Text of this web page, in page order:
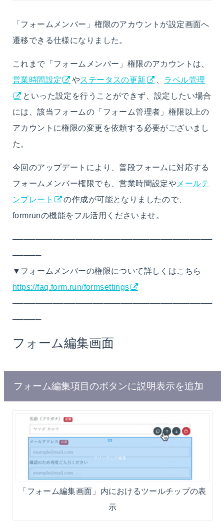
「フォームメンバー」権限のアカウントが設定画面へ
遷移できる仕様になりました。
これまで「フォームメンバー」権限のアカウントは、
営業時間設定
やステータスの更新
ラベル管理
といった設定を行うことができず、設定したい場合
には、該当フォームの「フォーム管理者」権限以上の
アカウントに権限の変更を依頼する必要がございまし
た。
今回のアップデートにより、普段フォームに対応する
フォームメンバー権限でも、営業時間設定や メールテ
ンプレート
の作成が可能となりましたので、
formrunの機能をフル活用くださいませ。
───────────────────────────────────
─────
▼フォームメンバーの権限について詳しくはこちら
https://faq.form.run/formsettings
───────────────────────────────────
─────
フォーム編集画面
フォーム編集項目のボタンに説明表示を追加
「フォーム編集画面」内におけるツールチップの表
示